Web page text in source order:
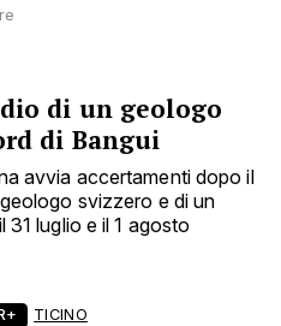
di un geologo
di Bangui
avvia accertamenti dopo il
svizzero e di un
luglio e il 1 agosto
TICINO